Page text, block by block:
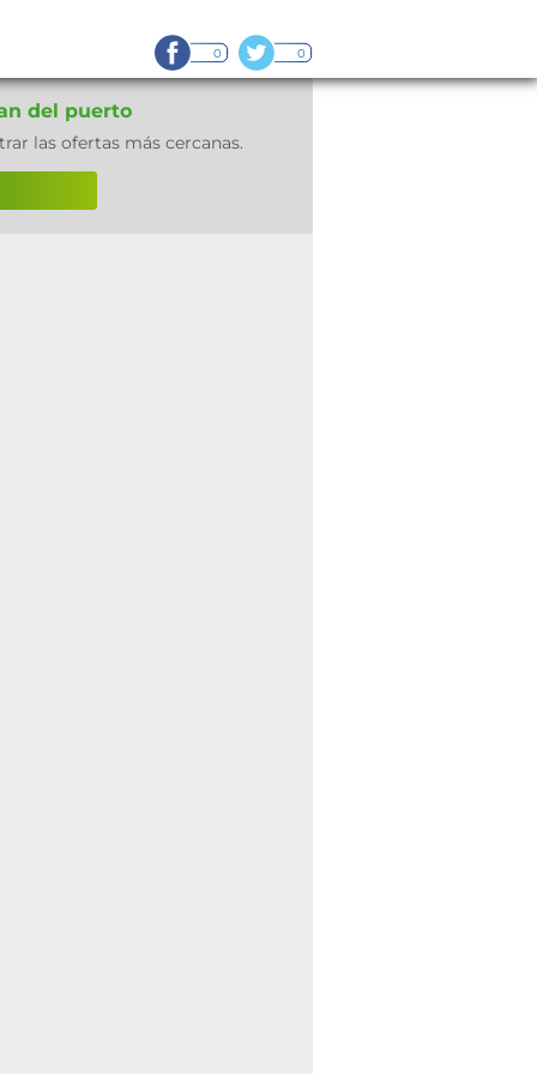
0 0
del puerto
las ofertas más cercanas.